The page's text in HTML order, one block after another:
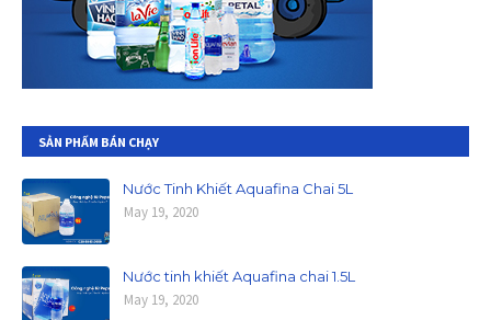
SẢN PHẤM BÁN CHẠY
Nước Tinh Khiết Aquafina Chai 5L
May 19, 2020
Nước tinh khiết Aquafina chai 1.5L
May 19, 2020